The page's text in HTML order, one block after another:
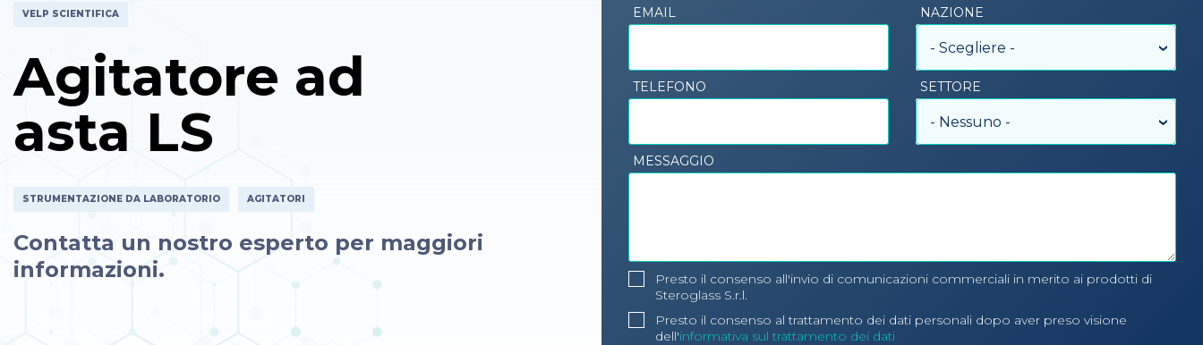
VELP SCIENTIFICA
Agitatore ad
asta LS
STRUMENTAZIONE DA LABORATORIO AGITATORI
Contatta un nostro esperto per maggiori
informazioni.
EMAIL NAZIONE
- Scegliere -
TELEFONO SETTORE
- Nessuno -
MESSAGGIO
Presto il consenso all'invio di comunicazioni commerciali in merito ai prodotti di
Steroglass S.r.l.
Presto il consenso al trattamento dei dati personali dopo aver preso visione
dell'informativa sul trattamento dei dati